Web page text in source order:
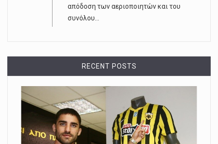
απόδοση των αεριοποιητών και του
συνόλου...
RECENT POSTS